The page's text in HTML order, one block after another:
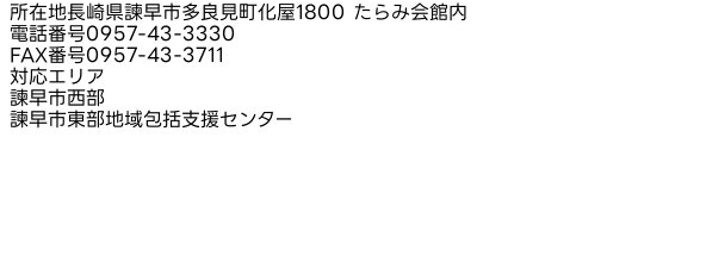
所在地長崎県諫早市多良見町化屋1800 たらみ会館内
電話番号0957-43-3330
FAX番号0957-43-3711
対応エリア
諫早市西部
諫早市東部地域包括支援センター